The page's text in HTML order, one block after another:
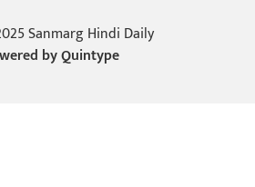
Sanmarg Hindi Daily
byQuintype